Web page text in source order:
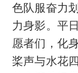
色队服奋力
力身影。平
愿者们，化
桨声与水花